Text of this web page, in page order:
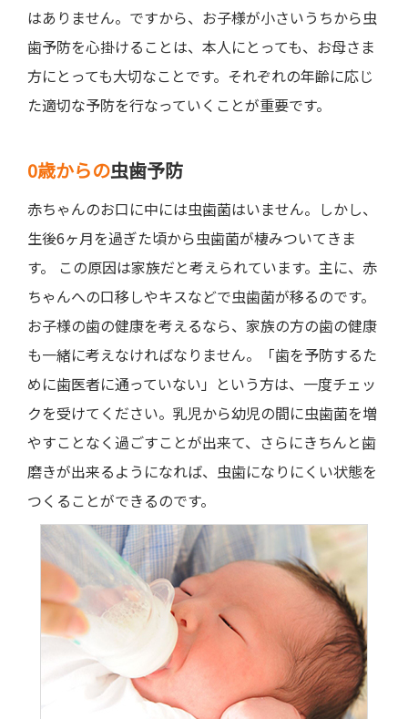
はありません。ですから、お子様が小さいうちから虫
歯予防を心掛けることは、本人にとっても、お母さま
方にとっても大切なことです。それぞれの年齢に応じ
た適切な予防を行なっていくことが重要です。
0歳からの虫歯予防
赤ちゃんのお口に中には虫歯菌はいません。しかし、
生後6ヶ月を過ぎた頃から虫歯菌が棲みついてきま
す。 この原因は家族だと考えられています。主に、赤
ちゃんへの口移しやキスなどで虫歯菌が移るのです。
お子様の歯の健康を考えるなら、家族の方の歯の健康
も一緒に考えなければなりません。「歯を予防するた
めに歯医者に通っていない」という方は、一度チェッ
クを受けてください。乳児から幼児の間に虫歯菌を増
やすことなく過ごすことが出来て、さらにきちんと歯
磨きが出来るようになれば、虫歯になりにくい状態を
つくることができるのです。